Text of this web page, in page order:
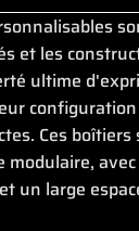
et les
ultime
Ces
modulaire,
un large